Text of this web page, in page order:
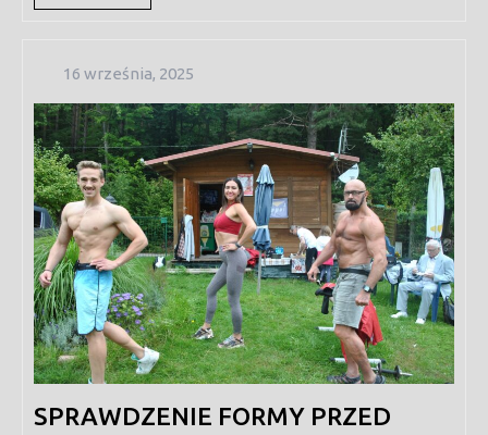
More
16 września, 202516
2025
SPRAWDZENIE FORMY PRZED